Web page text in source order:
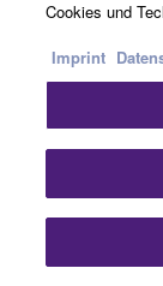
Cookies und
Imprint